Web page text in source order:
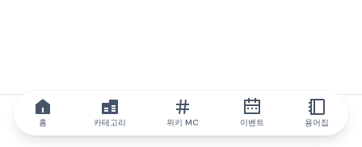
홈 카테고리 위키 MC 이벤트 용어집